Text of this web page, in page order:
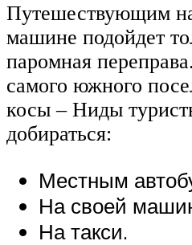
Путешествующим
машине подойдет
паромная
самого южного
косы – Ниды
добираться:
Местным
На своей
На такси.